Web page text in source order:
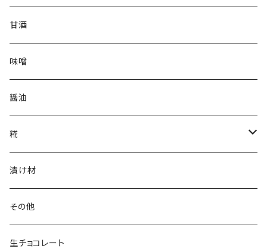
甘酒
味噌
醤油
糀
乾燥米こうじ
塩こうじ
漬け材
その他
生チョコレート